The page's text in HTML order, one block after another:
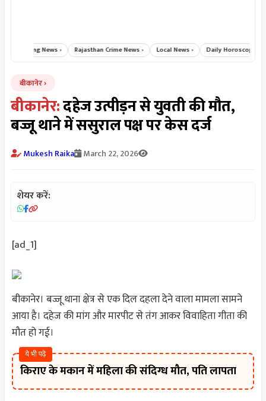
Breaking News › Rajasthan Crime News › Local News › Daily Horoscope
बीकानेर
बीकानेर:दहेज उत्पीड़न से युवती की मौत,
बज्जू थाने में ससुराल पक्ष पर केस दर्ज
Mukesh Raika March 22, 2026
शेयर करें:
[ad_1]
बीकानेर। बज्जू थाना क्षेत्र से एक दिल दहला देने वाला मामला सामने
आया है। दहेज की मांग और मारपीट से तंग आकर विवाहिता गीता की
मौत हो गई।
ये भी पढ़े
किराए के मकान में महिला की संदिग्ध मौत, पति लापता